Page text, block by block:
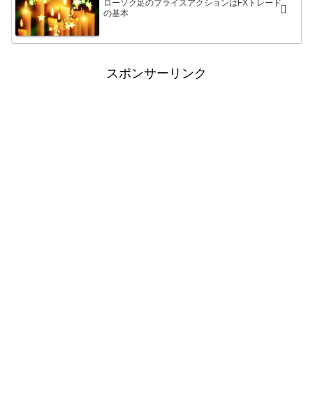
ローソク足のプライスアクションはFXトレード
の基本
スポンサーリンク